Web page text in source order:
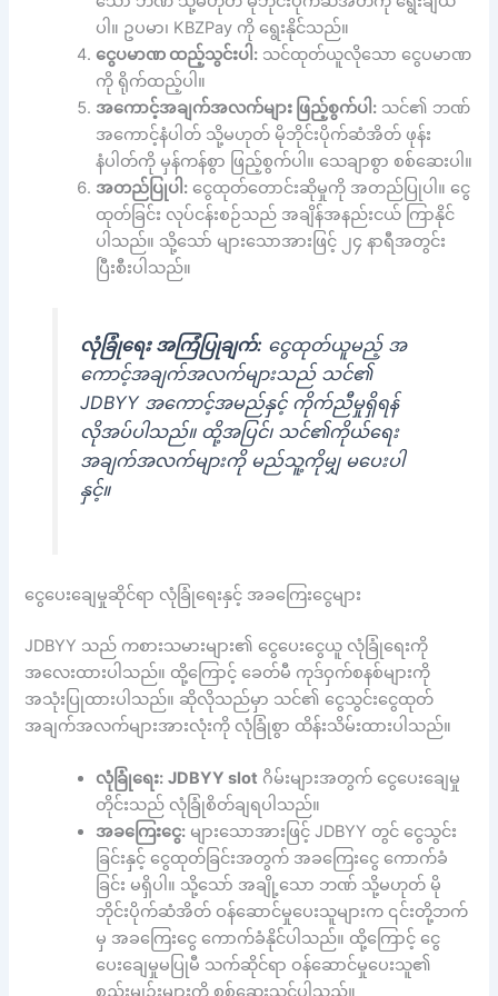
ပါ။ ဥပမာ၊ KBZPay ကို ရွေးနိုင်သည်။
ငွေပမာဏ ထည့်သွင်းပါ: သင်ထုတ်ယူလိုသော ငွေပမာဏ
ကို ရိုက်ထည့်ပါ။
အကောင့်အချက်အလက်များ ဖြည့်စွက်ပါ: သင်၏ ဘဏ်
အကောင့်နံပါတ် သို့မဟုတ် မိုဘိုင်းပိုက်ဆံအိတ် ဖုန်း
နံပါတ်ကို မှန်ကန်စွာ ဖြည့်စွက်ပါ။ သေချာစွာ စစ်ဆေးပါ။
အတည်ပြုပါ: ငွေထုတ်တောင်းဆိုမှုကို အတည်ပြုပါ။ ငွေ
ထုတ်ခြင်း လုပ်ငန်းစဉ်သည် အချိန်အနည်းငယ် ကြာနိုင်
ပါသည်။ သို့သော် များသောအားဖြင့် ၂၄ နာရီအတွင်း
ပြီးစီးပါသည်။
လုံခြုံရေး အကြံပြုချက်:ငွေထုတ်ယူမည့် အ
ကောင့်အချက်အလက်များသည် သင်၏
JDBYY အကောင့်အမည်နှင့် ကိုက်ညီမှုရှိရန်
လိုအပ်ပါသည်။ ထို့အပြင်၊ သင်၏ကိုယ်ရေး
အချက်အလက်များကို မည်သူ့ကိုမျှ မပေးပါ
နှင့်။
ငွေပေးချေမှုဆိုင်ရာ လုံခြုံရေးနှင့် အခကြေးငွေများ
JDBYY သည် ကစားသမားများ၏ ငွေပေးငွေယူ လုံခြုံရေးကို
အလေးထားပါသည်။ ထို့ကြောင့် ခေတ်မီ ကုဒ်ဝှက်စနစ်များကို
အသုံးပြုထားပါသည်။ ဆိုလိုသည်မှာ သင်၏ ငွေသွင်းငွေထုတ်
အချက်အလက်များအားလုံးကို လုံခြုံစွာ ထိန်းသိမ်းထားပါသည်။
လုံခြုံရေး: JDBYY slot ဂိမ်းများအတွက် ငွေပေးချေမှု
တိုင်းသည် လုံခြုံစိတ်ချရပါသည်။
အခကြေးငွေ: များသောအားဖြင့် JDBYY တွင် ငွေသွင်း
ခြင်းနှင့် ငွေထုတ်ခြင်းအတွက် အခကြေးငွေ ကောက်ခံ
ခြင်း မရှိပါ။ သို့သော် အချို့သော ဘဏ် သို့မဟုတ် မို
ဘိုင်းပိုက်ဆံအိတ် ဝန်ဆောင်မှုပေးသူများက ၎င်းတို့ဘက်
မှ အခကြေးငွေ ကောက်ခံနိုင်ပါသည်။ ထို့ကြောင့် ငွေ
ပေးချေမှုမပြုမီ သက်ဆိုင်ရာ ဝန်ဆောင်မှုပေးသူ၏
စည်းမျဉ်းများကို စစ်ဆေးသင့်ပါသည်။